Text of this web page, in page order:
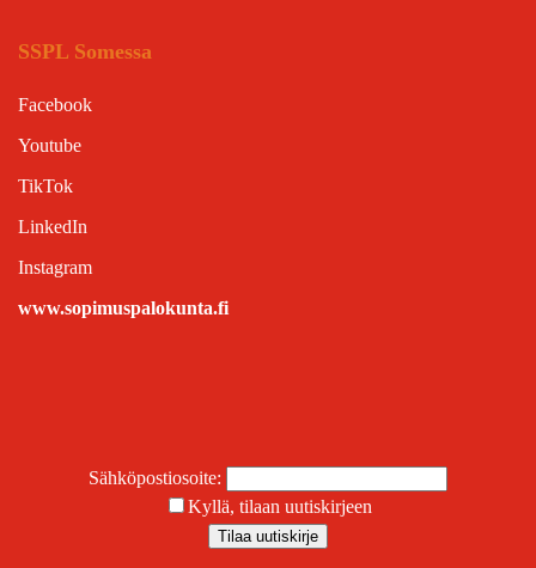
SSPL Somessa
Facebook
Youtube
TikTok
LinkedIn
Instagram
www.sopimuspalokunta.fi
Sähköpostiosoite:
Kyllä, tilaan uutiskirjeen